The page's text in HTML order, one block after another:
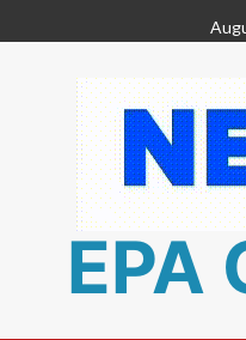
to
EPA